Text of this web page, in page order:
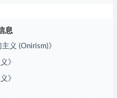
息
义 (Onirism)》
》
》